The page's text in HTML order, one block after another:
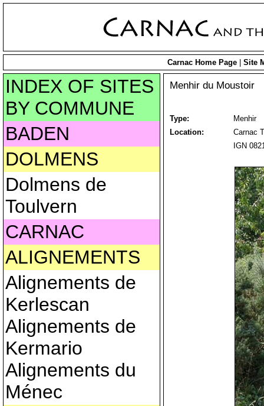
Carnac Home Page| Site
INDEX OF SITES
BY COMMUNE
BADEN
DOLMENS
Dolmens de
Toulvern
CARNAC
ALIGNEMENTS
Alignements de
Kerlescan
Alignements de
Kermario
Alignements du
Ménec
Menhir du Moustoir
Type:
Menhir
Location:
Carnac
IGN